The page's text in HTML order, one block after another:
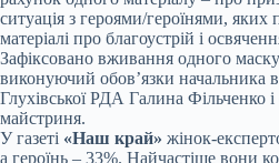
ситуація з героями/героїнями, яких
матеріалі про благоустрій і
Зафіксовано вживання одного
виконуючий обов’язки начальника
Глухівської РДА Галина Фільченко
майстриня.
У газеті «Наш край» жінок-
а героїнь – 33%. Найчастіше вони